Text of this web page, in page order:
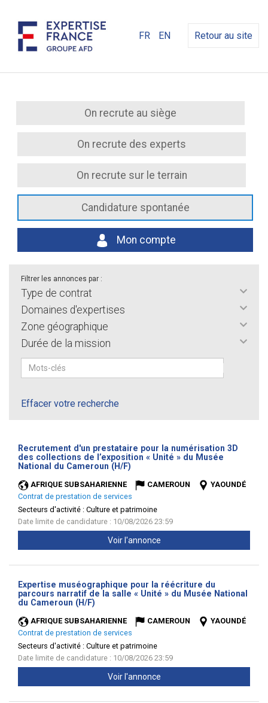
FR EN Retour au site
On recrute au siège
On recrute des experts
On recrute sur le terrain
Candidature spontanée
Mon compte
Filtrer les annonces par :
Type de contrat
Domaines d'expertises
Zone géographique
Durée de la mission
Effacer votre recherche
Recrutement d'un prestataire pour la numérisation 3D
des collections de l’exposition « Unité » du Musée
National du Cameroun (H/F)
AFRIQUE SUBSAHARIENNE CAMEROUN
YAOUNDÉ
Contrat de prestation de services
Secteurs d'activité : Culture et patrimoine
Date limite de candidature : 10/08/2026 23:59
Voir l'annonce
Expertise muséographique pour la réécriture du
parcours narratif de la salle « Unité » du Musée National
du Cameroun (H/F)
AFRIQUE SUBSAHARIENNE CAMEROUN
YAOUNDÉ
Contrat de prestation de services
Secteurs d'activité : Culture et patrimoine
Date limite de candidature : 10/08/2026 23:59
Voir l'annonce